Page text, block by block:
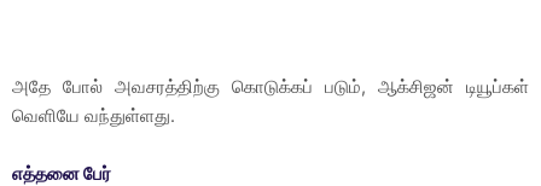
அதே போல் அவசரத்திற்கு கொடுக்கப் படும், ஆக்சிஜன் டியூப்கள்
வெளியே வந்துள்ளது.
எத்தனை பேர்